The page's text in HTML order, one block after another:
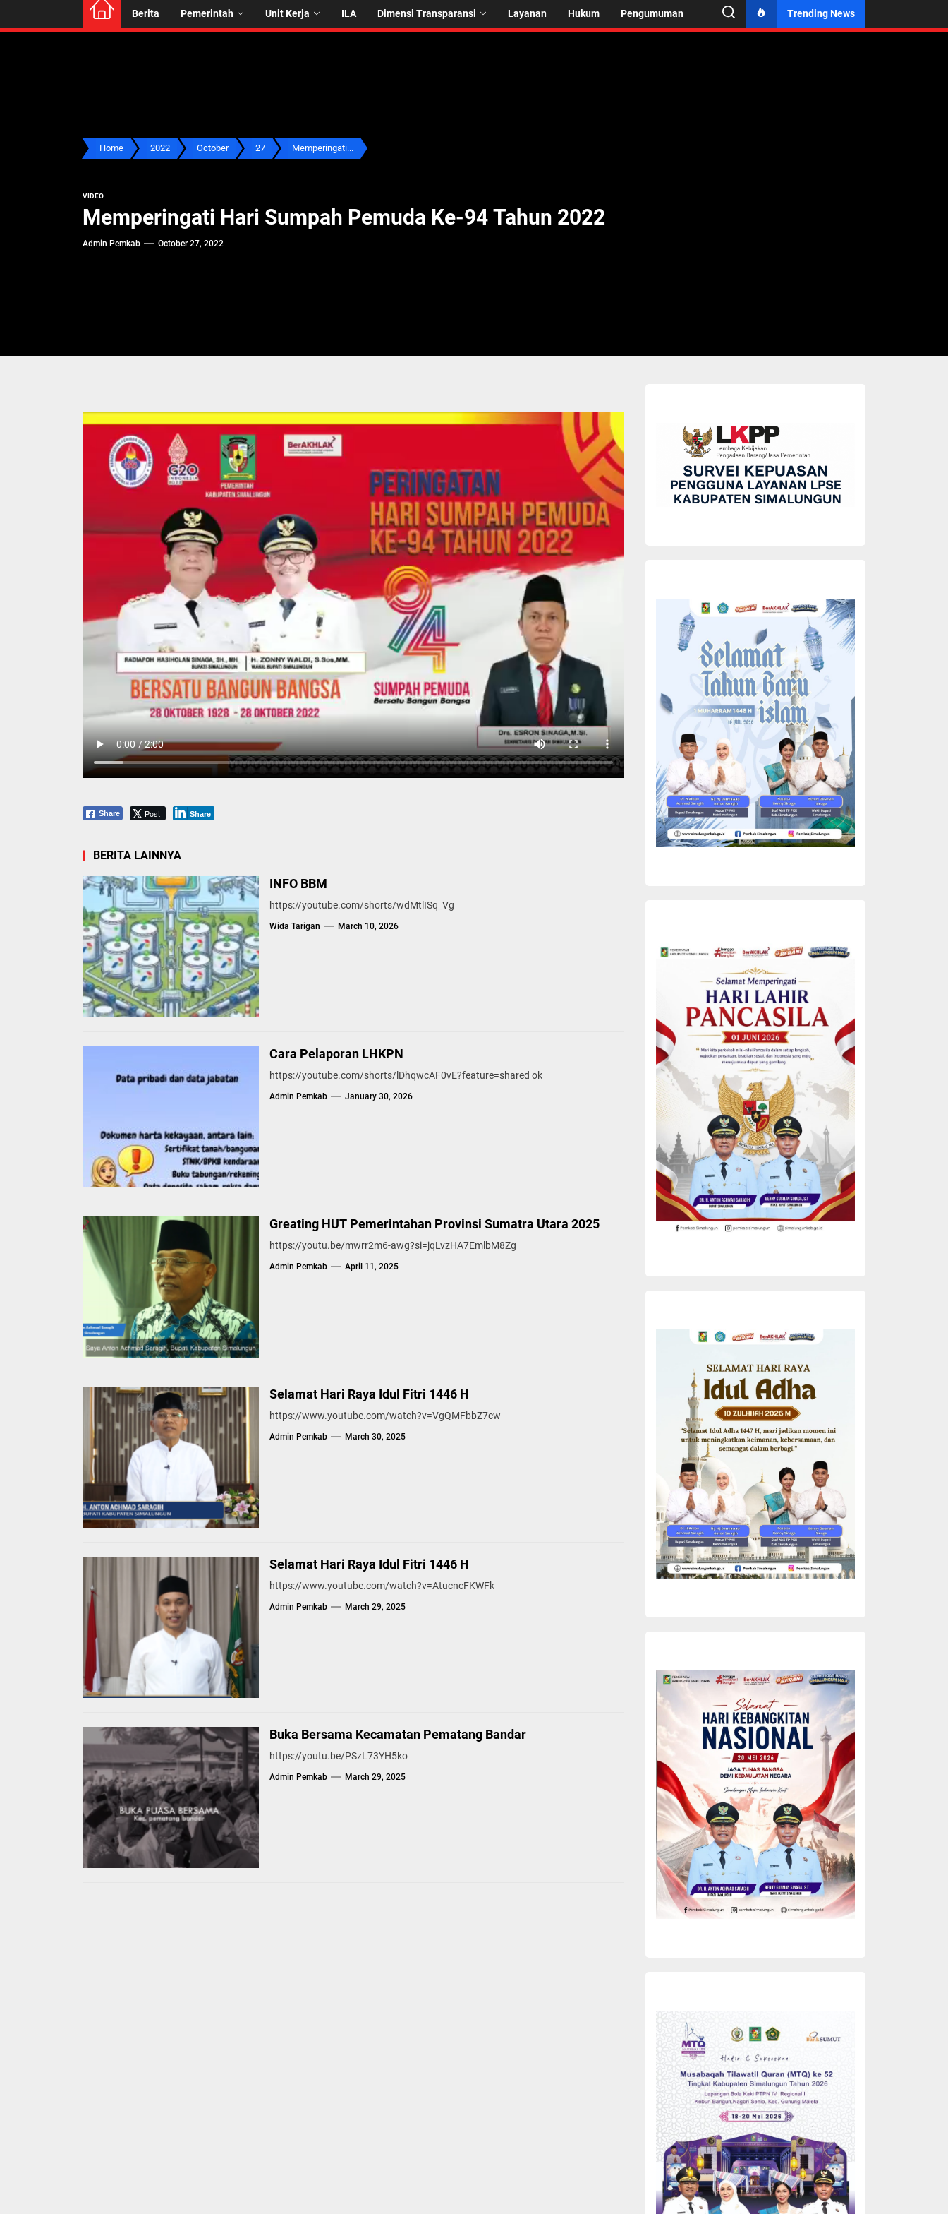
Berita Pemerintah Unit Kerja ILA Dimensi Transparansi Layanan Hukum Pengumuman Trending News
Home 2022 October 27 Memperingati...
VIDEO
Memperingati Hari Sumpah Pemuda Ke-94 Tahun 2022
Admin Pemkab October 27, 2022
Share Post Share
BERITA LAINNYA
INFO BBM
https://youtube.com/shorts/wdMtlISq_Vg
Wida Tarigan March 10, 2026
Cara Pelaporan LHKPN
https://youtube.com/shorts/lDhqwcAF0vE?feature=shared ok
Admin Pemkab January 30, 2026
Greating HUT Pemerintahan Provinsi Sumatra Utara 2025
https://youtu.be/mwrr2m6-awg?si=jqLvzHA7EmlbM8Zg
Admin Pemkab April 11, 2025
Selamat Hari Raya Idul Fitri 1446 H
https://www.youtube.com/watch?v=VgQMFbbZ7cw
Admin Pemkab March 30, 2025
Selamat Hari Raya Idul Fitri 1446 H
https://www.youtube.com/watch?v=AtucncFKWFk
Admin Pemkab March 29, 2025
Buka Bersama Kecamatan Pematang Bandar
https://youtu.be/PSzL73YH5ko
Admin Pemkab March 29, 2025